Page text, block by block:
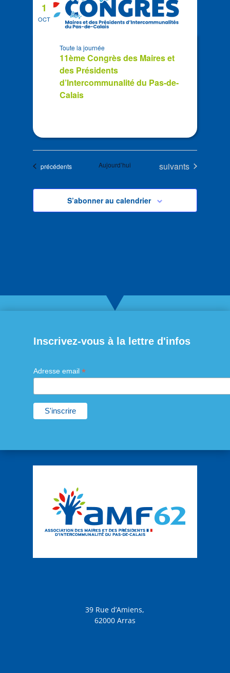
OCT
1
11ème Congrès des Maires et
des Présidents
d’Intercommunalité du Pas-de-
Calais
Toute la journée
Évènements
précédents Aujourd’hui Évènements
suivants
S’abonner au calendrier
Inscrivez-vous à la lettre d'infos
Adresse email *
39 Rue d’Amiens,
62000 Arras